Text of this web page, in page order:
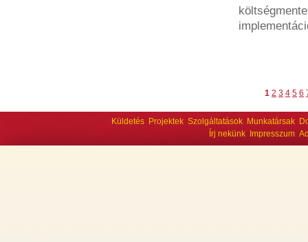
1 2 3 4 5 6
Küldetés Projektek Szolgáltatások Munkatársak
Írj nekünk
Impresszum